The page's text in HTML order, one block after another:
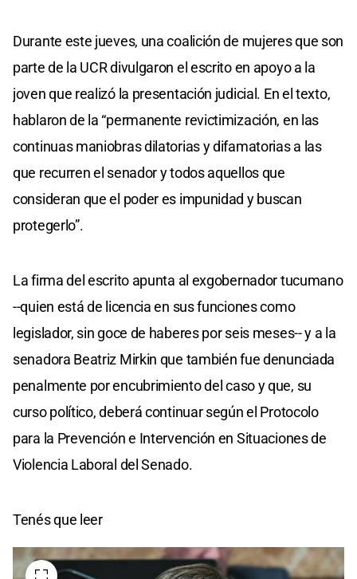
Durante este jueves, una coalición de mujeres que son
parte de la UCR divulgaron el escrito en apoyo a la
joven que realizó la presentación judicial. En el texto,
hablaron de la “permanente revictimización, en las
continuas maniobras dilatorias y difamatorias a las
que recurren el senador y todos aquellos que
consideran que el poder es impunidad y buscan
protegerlo”.
La firma del escrito apunta al exgobernador tucumano
--quien está de licencia en sus funciones como
legislador, sin goce de haberes por seis meses-- y a la
senadora Beatriz Mirkin que también fue denunciada
penalmente por encubrimiento del caso y que, su
curso político, deberá continuar según el Protocolo
para la Prevención e Intervención en Situaciones de
Violencia Laboral del Senado.
Tenés que leer